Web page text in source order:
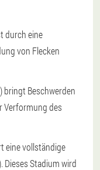
durch eine
von Flecken
bringt Beschwerden
Verformung des
eine vollständige
Dieses Stadium wird